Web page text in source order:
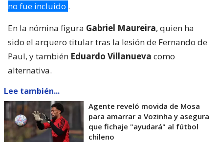
no fue incluido .
En la nómina figura Gabriel Maureira, quien ha
sido el arquero titular tras la lesión de Fernando de
Paul, y también Eduardo Villanueva como
alternativa.
Lee también...
Agente reveló movida de Mosa
para amarrar a Vozinha y asegura
que fichaje "ayudará" al fútbol
chileno